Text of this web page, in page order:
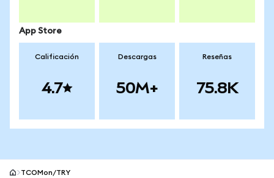
App Store
Calificación
4.7
Descargas
50M+
Reseñas
75.8K
TCOMon/TRY